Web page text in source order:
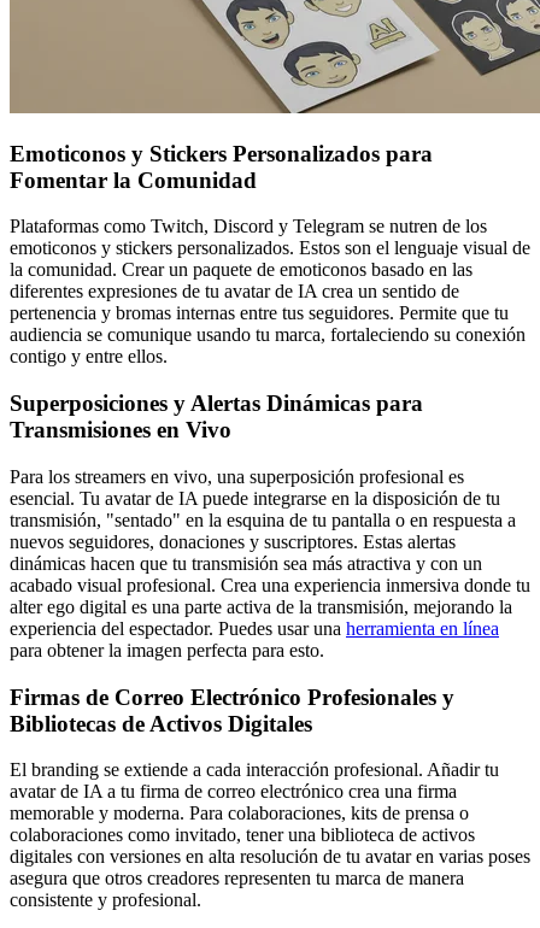
Emoticonos y Stickers Personalizados para
Fomentar la Comunidad
Plataformas como Twitch, Discord y Telegram se nutren de los
emoticonos y stickers personalizados. Estos son el lenguaje visual de
la comunidad. Crear un paquete de emoticonos basado en las
diferentes expresiones de tu avatar de IA crea un sentido de
pertenencia y bromas internas entre tus seguidores. Permite que tu
audiencia se comunique usando tu marca, fortaleciendo su conexión
contigo y entre ellos.
Superposiciones y Alertas Dinámicas para
Transmisiones en Vivo
Para los streamers en vivo, una superposición profesional es
esencial. Tu avatar de IA puede integrarse en la disposición de tu
transmisión, "sentado" en la esquina de tu pantalla o en respuesta a
nuevos seguidores, donaciones y suscriptores. Estas alertas
dinámicas hacen que tu transmisión sea más atractiva y con un
acabado visual profesional. Crea una experiencia inmersiva donde tu
alter ego digital es una parte activa de la transmisión, mejorando la
experiencia del espectador. Puedes usar una herramienta en línea
para obtener la imagen perfecta para esto.
Firmas de Correo Electrónico Profesionales y
Bibliotecas de Activos Digitales
El branding se extiende a cada interacción profesional. Añadir tu
avatar de IA a tu firma de correo electrónico crea una firma
memorable y moderna. Para colaboraciones, kits de prensa o
colaboraciones como invitado, tener una biblioteca de activos
digitales con versiones en alta resolución de tu avatar en varias poses
asegura que otros creadores representen tu marca de manera
consistente y profesional.